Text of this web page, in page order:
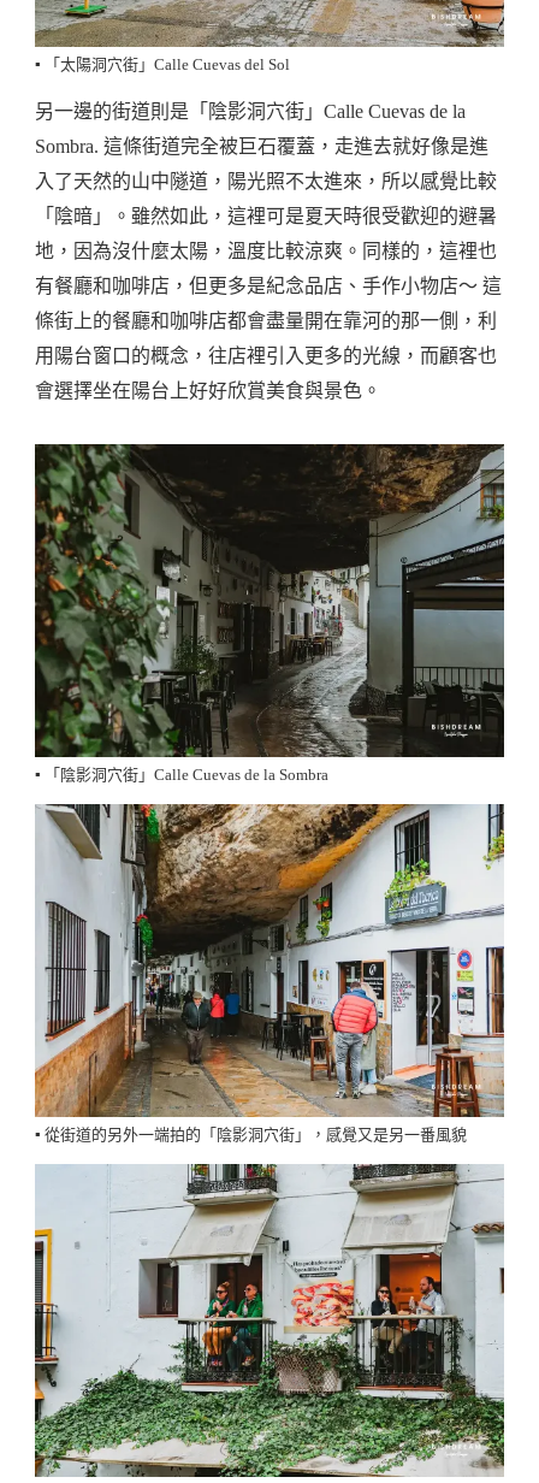
▪️ 「太陽洞穴街」Calle Cuevas del Sol
另一邊的街道則是「陰影洞穴街」Calle Cuevas de la
Sombra. 這條街道完全被巨石覆蓋，走進去就好像是進
入了天然的山中隧道，陽光照不太進來，所以感覺比較
「陰暗」。雖然如此，這裡可是夏天時很受歡迎的避暑
地，因為沒什麼太陽，溫度比較涼爽。同樣的，這裡也
有餐廳和咖啡店，但更多是紀念品店、手作小物店～ 這
條街上的餐廳和咖啡店都會盡量開在靠河的那一側，利
用陽台窗口的概念，往店裡引入更多的光線，而顧客也
會選擇坐在陽台上好好欣賞美食與景色。
▪️ 「陰影洞穴街」Calle Cuevas de la Sombra
▪️ 從街道的另外一端拍的「陰影洞穴街」，感覺又是另一番風貌